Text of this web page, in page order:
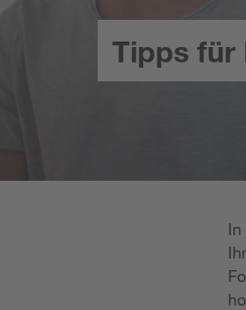
Tipps für